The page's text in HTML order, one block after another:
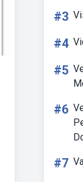
#3
#4
#5
#6
#7